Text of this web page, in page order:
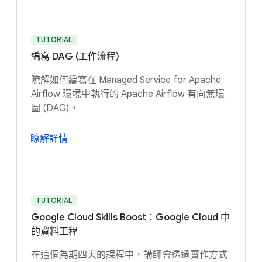
TUTORIAL
編寫 DAG (工作流程)
瞭解如何編寫在 Managed Service for Apache
Airflow 環境中執行的 Apache Airflow 有向無環
圖 (DAG)。
瞭解詳情
TUTORIAL
Google Cloud Skills Boost：Google Cloud 中
的資料工程
在這個為期四天的課程中，講師會透過實作方式